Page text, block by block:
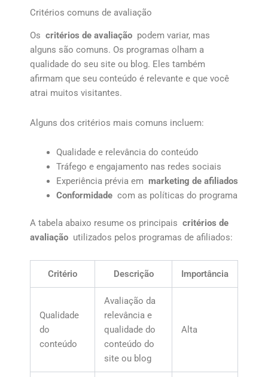
Critérios comuns de avaliação
Os critérios de avaliação podem variar, mas
alguns são comuns. Os programas olham a
qualidade do seu site ou blog. Eles também
afirmam que seu conteúdo é relevante e que você
atrai muitos visitantes.
Alguns dos critérios mais comuns incluem:
Qualidade e relevância do conteúdo
Tráfego e engajamento nas redes sociais
Experiência prévia em marketing de afiliados
Conformidadecom as políticas do programa
A tabela abaixo resume os principais critérios de
avaliação utilizados pelos programas de afiliados:
Critério Descrição Importância
Qualidade
do
conteúdo
Avaliação da
relevância e
qualidade do
conteúdo do
site ou blog
Alta